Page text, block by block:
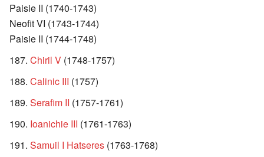
Paisie II (1740-1743)
Neofit VI (1743-1744)
Paisie II (1744-1748)
Chiril V (1748-1757)
Calinic III (1757)
Serafim II (1757-1761)
Ioanichie III (1761-1763)
Samuil I Hatseres (1763-1768)